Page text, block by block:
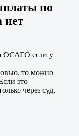
по
нет
ОСАГО если у
то можно
это
через суд,